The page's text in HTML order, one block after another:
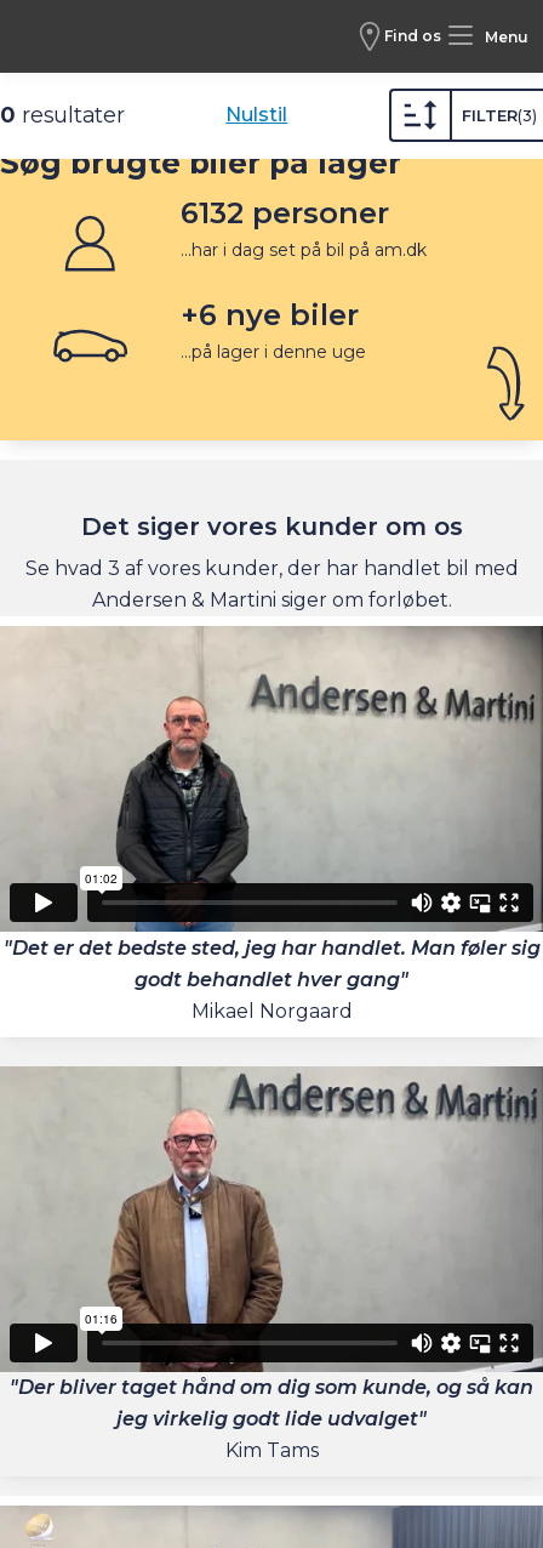
Find os Menu
Biler /Brugte biler
Søg brugte biler på lager
6132 personer
...har i dag set på bil på am.dk
+6 nye biler
...på lager i denne uge
0 resultater Nulstil FILTER 3
Det siger vores kunder om os
Se hvad 3 af vores kunder, der har handlet bil med
Andersen & Martini siger om forløbet.
"Det er det bedste sted, jeg har handlet. Man føler sig
godt behandlet hver gang"
Mikael Norgaard
"Der bliver taget hånd om dig som kunde, og så kan
jeg virkelig godt lide udvalget"
Kim Tams